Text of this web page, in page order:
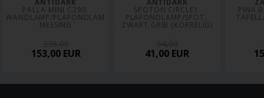
ANTIDARK
PALLA MINI C290
WANDLAMP/PLAFONDLAMP,
MESSING
153,00 EUR
ANTIDARK
SPOTON CIRCLE1
PLAFONDLAMP/SPOT,
ZWART GRIB (KORRELIG)
41,00 EUR
PINA